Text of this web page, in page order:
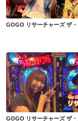
GOGO リサーチャーズ ザ
GOGO リサーチャーズ ザ